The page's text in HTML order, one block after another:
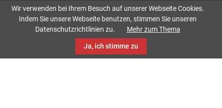
Wir verwenden bei Ihrem Besuch auf unserer Webseite Cookies.
Indem Sie unsere Webseite benutzen, stimmen Sie unseren
Datenschutzrichtlinien zu.
Mehr zum Thema
Ja, ich stimme zu